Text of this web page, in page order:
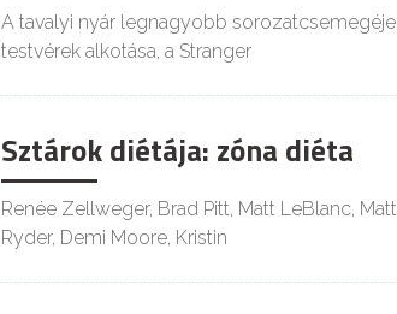
A tavalyi nyár legnagyobb
testvérek alkotása, a Stranger
Sztárok diétája: zóna diéta
Renée Zellweger, Brad Pitt, Matt LeBlanc,
Ryder, Demi Moore, Kristin